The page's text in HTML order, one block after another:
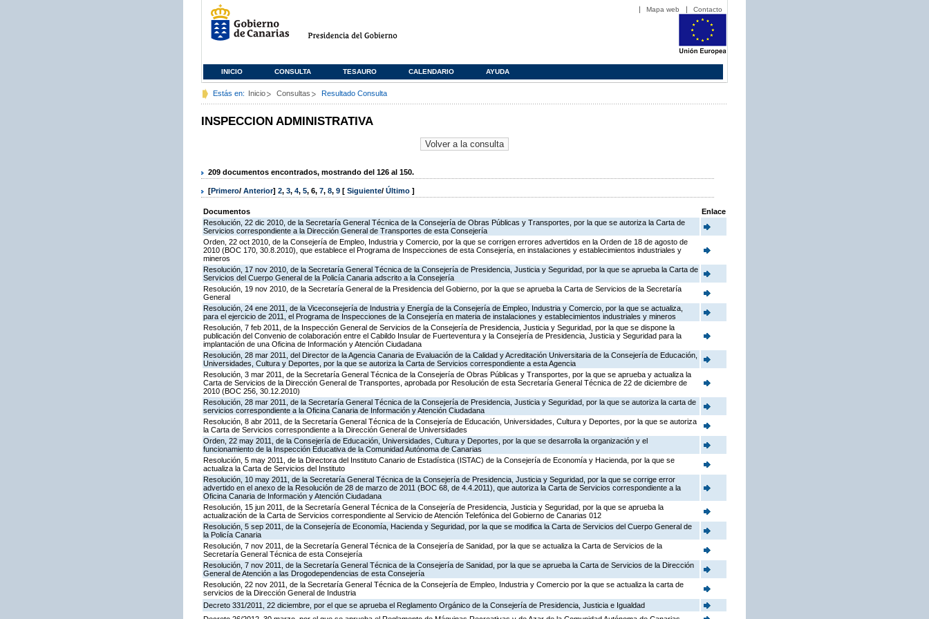
Mapa web Contacto
INICIO CONSULTA TESAURO CALENDARIO AYUDA
Estás en: Inicio Consultas Resultado Consulta
INSPECCION ADMINISTRATIVA
209 documentos encontrados, mostrando del 126 al 150.
[Primero/ Anterior] 2, 3, 4, 5, 6, 7, 8, 9 [ Siguiente/ Último ]
Documentos
Enlace
Resolución, 22 dic 2010, de la Secretaría General Técnica de la Consejería de Obras Públicas y Transportes, por la que se autoriza la Carta de
Servicios correspondiente a la Dirección General de Transportes de esta Consejería
Orden, 22 oct 2010, de la Consejería de Empleo, Industria y Comercio, por la que se corrigen errores advertidos en la Orden de 18 de agosto de
2010 (BOC 170, 30.8.2010), que establece el Programa de Inspecciones de esta Consejería, en instalaciones y establecimientos industriales y
mineros
Resolución, 17 nov 2010, de la Secretaría General Técnica de la Consejería de Presidencia, Justicia y Seguridad, por la que se aprueba la Carta de
Servicios del Cuerpo General de la Policía Canaria adscrito a la Consejería
Resolución, 19 nov 2010, de la Secretaría General de la Presidencia del Gobierno, por la que se aprueba la Carta de Servicios de la Secretaría
General
Resolución, 24 ene 2011, de la Viceconsejería de Industria y Energía de la Consejería de Empleo, Industria y Comercio, por la que se actualiza,
para el ejercicio de 2011, el Programa de Inspecciones de la Consejería en materia de instalaciones y establecimientos industriales y mineros
Resolución, 7 feb 2011, de la Inspección General de Servicios de la Consejería de Presidencia, Justicia y Seguridad, por la que se dispone la
publicación del Convenio de colaboración entre el Cabildo Insular de Fuerteventura y la Consejería de Presidencia, Justicia y Seguridad para la
implantación de una Oficina de Información y Atención Ciudadana
Resolución, 28 mar 2011, del Director de la Agencia Canaria de Evaluación de la Calidad y Acreditación Universitaria de la Consejería de Educación,
Universidades, Cultura y Deportes, por la que se autoriza la Carta de Servicios correspondiente a esta Agencia
Resolución, 3 mar 2011, de la Secretaría General Técnica de la Consejería de Obras Públicas y Transportes, por la que se aprueba y actualiza la
Carta de Servicios de la Dirección General de Transportes, aprobada por Resolución de esta Secretaría General Técnica de 22 de diciembre de
2010 (BOC 256, 30.12.2010)
Resolución, 28 mar 2011, de la Secretaría General Técnica de la Consejería de Presidencia, Justicia y Seguridad, por la que se autoriza la carta de
servicios correspondiente a la Oficina Canaria de Información y Atención Ciudadana
Resolución, 8 abr 2011, de la Secretaría General Técnica de la Consejería de Educación, Universidades, Cultura y Deportes, por la que se autoriza
la Carta de Servicios correspondiente a la Dirección General de Universidades
Orden, 22 may 2011, de la Consejería de Educación, Universidades, Cultura y Deportes, por la que se desarrolla la organización y el
funcionamiento de la Inspección Educativa de la Comunidad Autónoma de Canarias
Resolución, 5 may 2011, de la Directora del Instituto Canario de Estadística (ISTAC) de la Consejería de Economía y Hacienda, por la que se
actualiza la Carta de Servicios del Instituto
Resolución, 10 may 2011, de la Secretaría General Técnica de la Consejería de Presidencia, Justicia y Seguridad, por la que se corrige error
advertido en el anexo de la Resolución de 28 de marzo de 2011 (BOC 68, de 4.4.2011), que autoriza la Carta de Servicios correspondiente a la
Oficina Canaria de Información y Atención Ciudadana
Resolución, 15 jun 2011, de la Secretaría General Técnica de la Consejería de Presidencia, Justicia y Seguridad, por la que se aprueba la
actualización de la Carta de Servicios correspondiente al Servicio de Atención Telefónica del Gobierno de Canarias 012
Resolución, 5 sep 2011, de la Consejería de Economía, Hacienda y Seguridad, por la que se modifica la Carta de Servicios del Cuerpo General de
la Policía Canaria
Resolución, 7 nov 2011, de la Secretaría General Técnica de la Consejería de Sanidad, por la que se actualiza la Carta de Servicios de la
Secretaría General Técnica de esta Consejería
Resolución, 7 nov 2011, de la Secretaría General Técnica de la Consejería de Sanidad, por la que se aprueba la Carta de Servicios de la Dirección
General de Atención a las Drogodependencias de esta Consejería
Resolución, 22 nov 2011, de la Secretaría General Técnica de la Consejería de Empleo, Industria y Comercio por la que se actualiza la carta de
servicios de la Dirección General de Industria
Decreto 331/2011, 22 diciembre, por el que se aprueba el Reglamento Orgánico de la Consejería de Presidencia, Justicia e Igualdad